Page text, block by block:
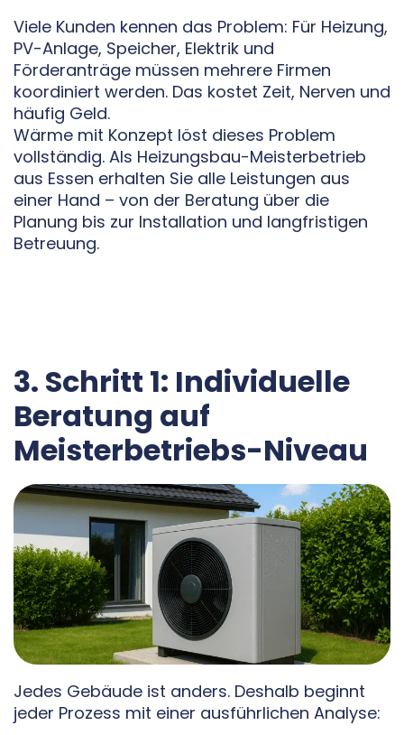
Viele Kunden kennen das Problem: Für Heizung,
PV-Anlage, Speicher, Elektrik und
Förderanträge müssen mehrere Firmen
koordiniert werden. Das kostet Zeit, Nerven und
häufig Geld.
Wärme mit Konzept löst dieses Problem
vollständig. Als Heizungsbau-Meisterbetrieb
aus Essen erhalten Sie alle Leistungen aus
einer Hand – von der Beratung über die
Planung bis zur Installation und langfristigen
Betreuung.
3. Schritt 1: Individuelle
Beratung auf
Meisterbetriebs-Niveau
Jedes Gebäude ist anders. Deshalb beginnt
jeder Prozess mit einer ausführlichen Analyse: